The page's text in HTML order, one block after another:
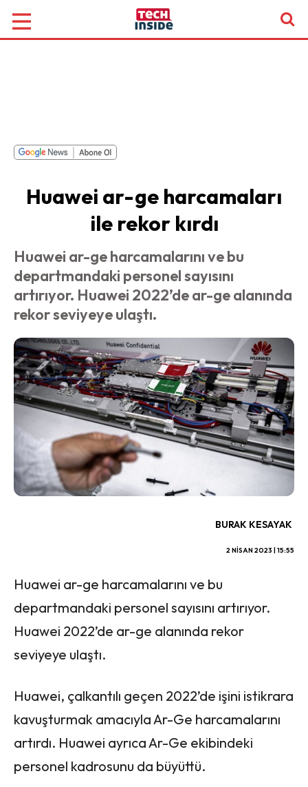
Huawei ar-ge harcamaları
ile rekor kırdı
Huawei ar-ge harcamalarını ve bu
departmandaki personel sayısını
artırıyor. Huawei 2022’de ar-ge alanında
rekor seviyeye ulaştı.
BURAK KESAYAK
2 NISAN 2023 | 15:55
Huawei ar-ge harcamalarını ve bu
departmandaki personel sayısını artırıyor.
Huawei 2022’de ar-ge alanında rekor
seviyeye ulaştı.
Huawei, çalkantılı geçen 2022’de işini istikrara
kavuşturmak amacıyla Ar-Ge harcamalarını
artırdı. Huawei ayrıca Ar-Ge ekibindeki
personel kadrosunu da büyüttü.